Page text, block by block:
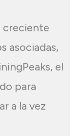
asociadas,
el
para
a la vez